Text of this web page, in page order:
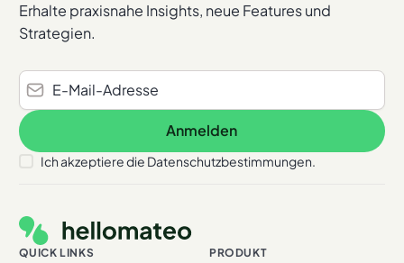
Erhalte praxisnahe Insights, neue Features und
Strategien.
Anmelden
Anmelden
Ich akzeptiere die Datenschutzbestimmungen.
QUICK LINKS PRODUKT